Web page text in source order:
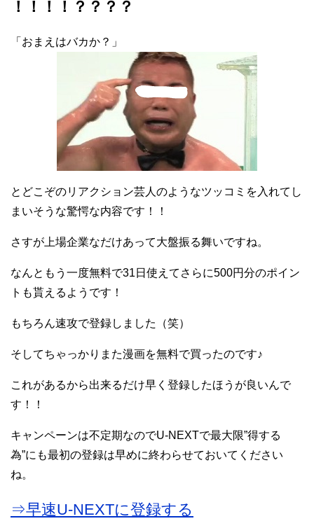
！！！！？？？？
「おまえはバカか？」
とどこぞのリアクション芸人のようなツッコミを入れてし
まいそうな驚愕な内容です！！
さすが上場企業なだけあって大盤振る舞いですね。
なんともう一度無料で31日使えてさらに500円分のポイン
トも貰えるようです！
もちろん速攻で登録しました（笑）
そしてちゃっかりまた漫画を無料で買ったのです♪
これがあるから出来るだけ早く登録したほうが良いんで
す！！
キャンペーンは不定期なのでU-NEXTで最大限”得する
為”にも最初の登録は早めに終わらせておいてください
ね。
⇒早速U-NEXTに登録する